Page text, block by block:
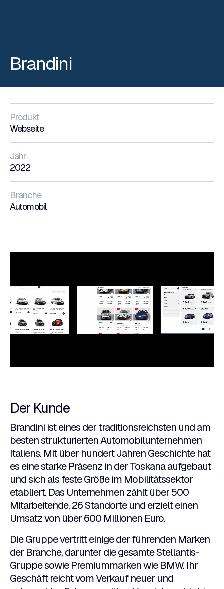
Brandini
Produkt
Webseite
Jahr
2022
Branche
Automobil
Der Kunde
Brandini ist eines der traditionsreichsten und am
besten strukturierten Automobilunternehmen
Italiens. Mit über hundert Jahren Geschichte hat
es eine starke Präsenz in der Toskana aufgebaut
und sich als feste Größe im Mobilitätssektor
etabliert. Das Unternehmen zählt über 500
Mitarbeitende, 26 Standorte und erzielt einen
Umsatz von über 600 Millionen Euro.
Die Gruppe vertritt einige der führenden Marken
der Branche, darunter die gesamte Stellantis-
Gruppe sowie Premiummarken wie BMW. Ihr
Geschäft reicht vom Verkauf neuer und